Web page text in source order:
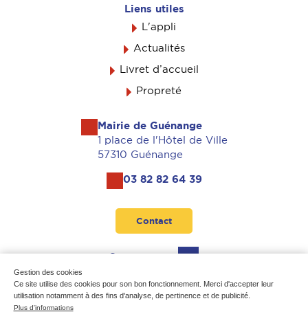
Gestion des cookies
Ce site utilise des cookies pour son bon fonctionnement. Merci d'accepter leur
utilisation notamment à des fins d'analyse, de pertinence et de publicité.
Plus d'informations
Liens utiles
L'appli
Actualités
Livret d’accueil
Propreté
Mairie de Guénange
1 place de l'Hôtel de Ville
57310 Guénange
03 82 82 64 39
Contact
Suivez-nous
Mentions légales